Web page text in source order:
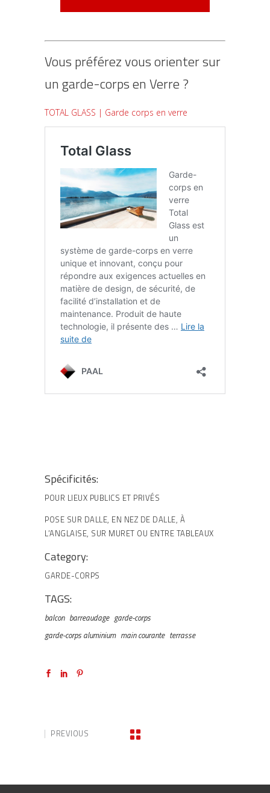
Vous préférez vous orienter sur
un garde-corps en Verre ?
TOTAL GLASS | Garde corps en verre
Spécificités:
POUR LIEUX PUBLICS ET PRIVÉS
POSE SUR DALLE, EN NEZ DE DALLE, À
L’ANGLAISE, SUR MURET OU ENTRE TABLEAUX
Category:
GARDE-CORPS
TAGS:
balcon barreaudage garde-corps
garde-corps aluminium main courante terrasse
PREVIOUS